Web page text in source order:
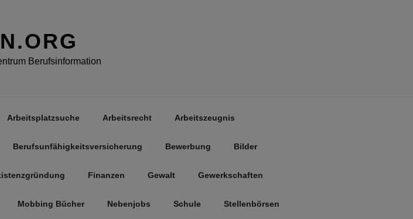
Berufsinformation
Arbeitsplatzsuche Arbeitsrecht Arbeitszeugnis
Berufsunfähigkeitsversicherung Bewerbung Bilder
Finanzen Gewalt Gewerkschaften
Mobbing Bücher Nebenjobs Schule Stellenbörsen